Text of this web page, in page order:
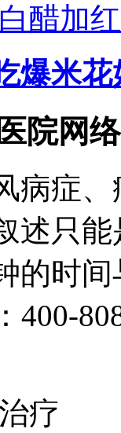
白醋加
爆米花
院网
病症
述只
的时
400-
疗